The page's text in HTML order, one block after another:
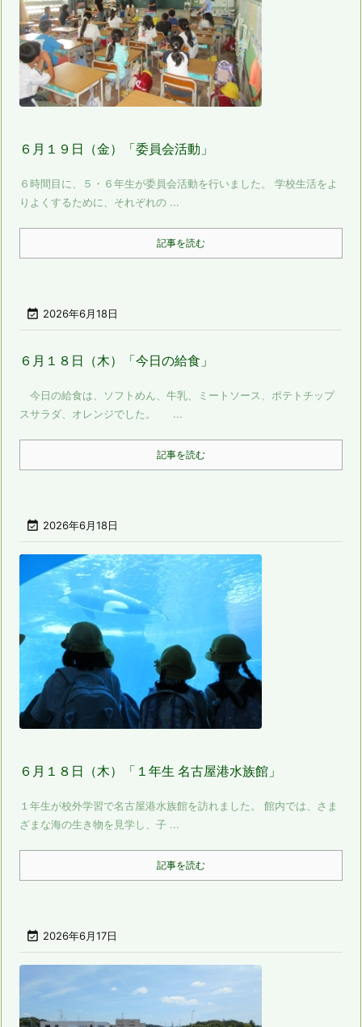
６月１９日（金）「委員会活動」
６時間目に、５・６年生が委員会活動を行いました。 学校生活をよ
りよくするために、それぞれの ...
記事を読む
 2026年6月18日
６月１８日（木）「今日の給食」
今日の給食は、ソフトめん、牛乳、ミートソース、ポテトチップ
スサラダ、オレンジでした。 ...
記事を読む
 2026年6月18日
６月１８日（木）「１年生 名古屋港水族館」
１年生が校外学習で名古屋港水族館を訪れました。 館内では、さま
ざまな海の生き物を見学し、子 ...
記事を読む
 2026年6月17日